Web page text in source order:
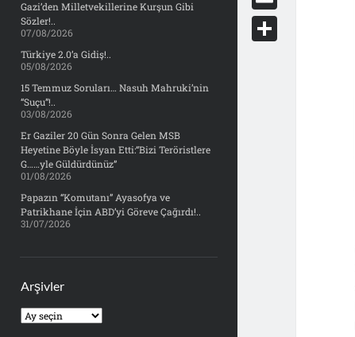
Gazi’den Milletvekillerine Kurşun Gibi
Sözler!..
07/08/2026
Türkiye 2.0’a Gidiş!..
05/08/2026
15 Temmuz Soruları… Nasuh Mahruki’nin
“Suçu”!..
03/08/2026
Er Gaziler 20 Gün Sonra Gelen MSB
Heyetine Böyle İsyan Etti:“Bizi Teröristlere
G……yle Güldürdünüz”
01/08/2026
Papazın “Komutanı” Ayasofya ve
Patrikhane İçin ABD’yi Göreve Çağırdı!..
31/07/2026
Arşivler
Arşivler
y
db
d
d
o
c
E